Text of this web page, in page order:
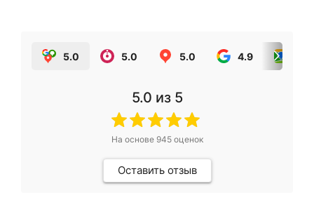
5.0 5.0 5.0 4.9
5.0 из 5
На основе 945оценок
Оставить отзыв